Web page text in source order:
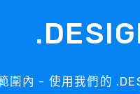
圍內 - 使用我們的